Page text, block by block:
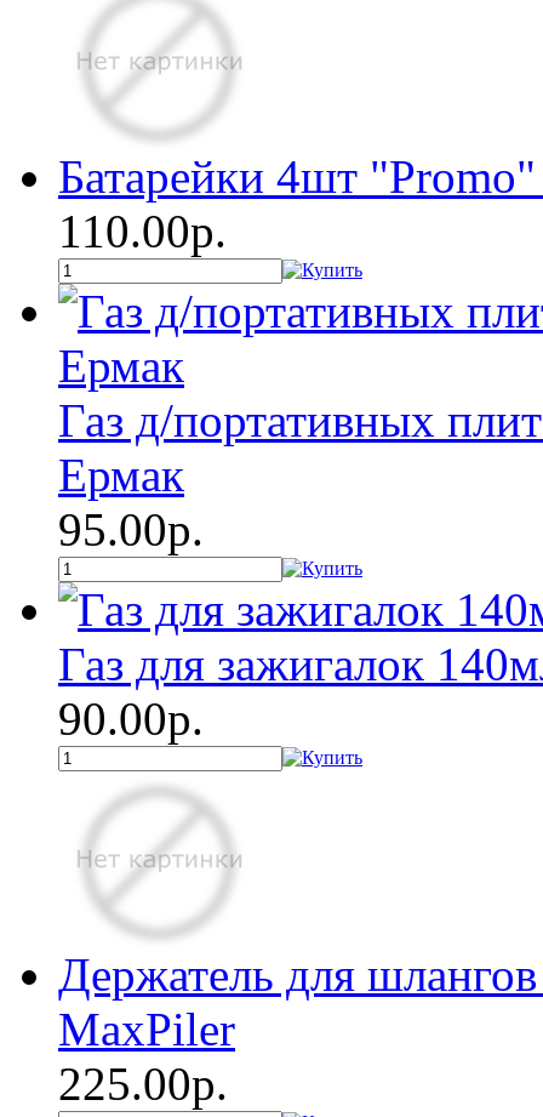
Батарейки 4шт
110.00р.
Газ д/­портативных
Ермак
95.00р.
Газ для зажигалок
90.00р.
Держатель для
MaxPiler
225.00р.